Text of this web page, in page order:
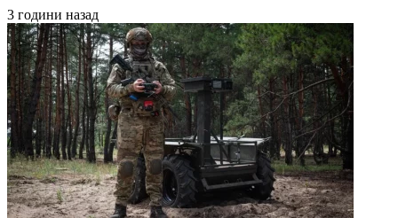
3 години назад